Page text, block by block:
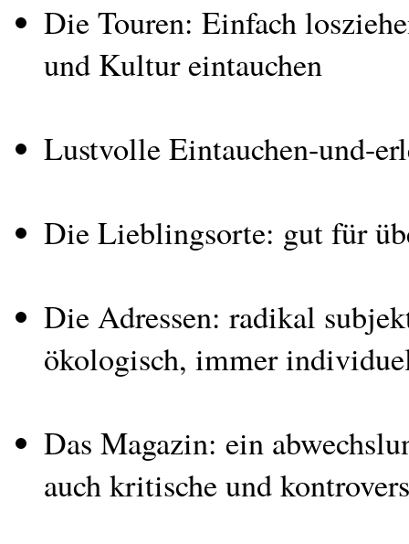
Die Touren: Einfach
und Kultur eintauchen
Lustvolle Eintauchen-und-
Die Lieblingsorte: gut für
Die Adressen: radikal
ökologisch, immer
Das Magazin: ein
auch kritische und